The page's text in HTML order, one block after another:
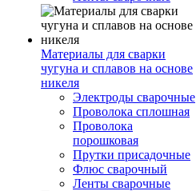
Материалы для сварки
чугуна и сплавов на основе
никеля
Электроды сварочные
Проволока сплошная
Проволока
порошковая
Прутки присадочные
Флюс сварочный
Ленты сварочные